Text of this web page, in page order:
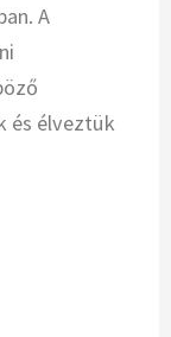
A
és élveztük